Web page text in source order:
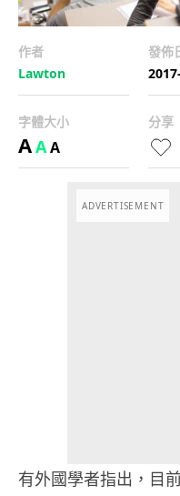
作者
Lawton
發佈
字體大小
AAA
分享
ADVERTISEMENT
有外國學者指出，目